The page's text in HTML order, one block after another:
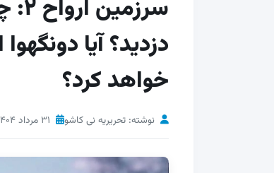
دزدید؟ آیا
خواهد کرد؟
نوشته: تحریریه نی کاشو ۳۱ مرداد ۱۴۰۴